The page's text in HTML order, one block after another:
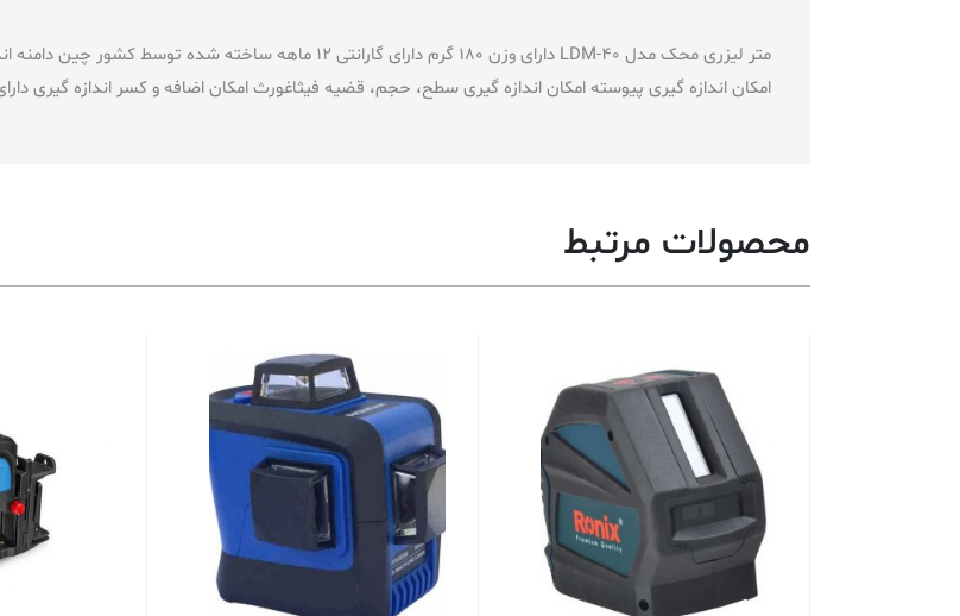
امکان اندازه گیری پیوسته امکان اندازه گیری سطح، حجم، قضیه فیثاغورث امکان اضافه و کسر اندازه گیری
محصولات مرتبط